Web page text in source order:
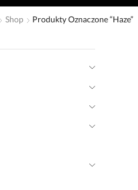
Shop Produkty Oznaczone “Haze”